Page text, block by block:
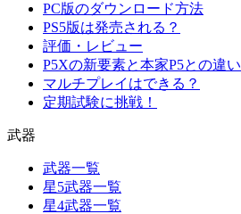
PC版のダウンロード方法
PS5版は発売される？
評価・レビュー
P5Xの新要素と本家P5との違い
マルチプレイはできる？
定期試験に挑戦！
武器
武器一覧
星5武器一覧
星4武器一覧